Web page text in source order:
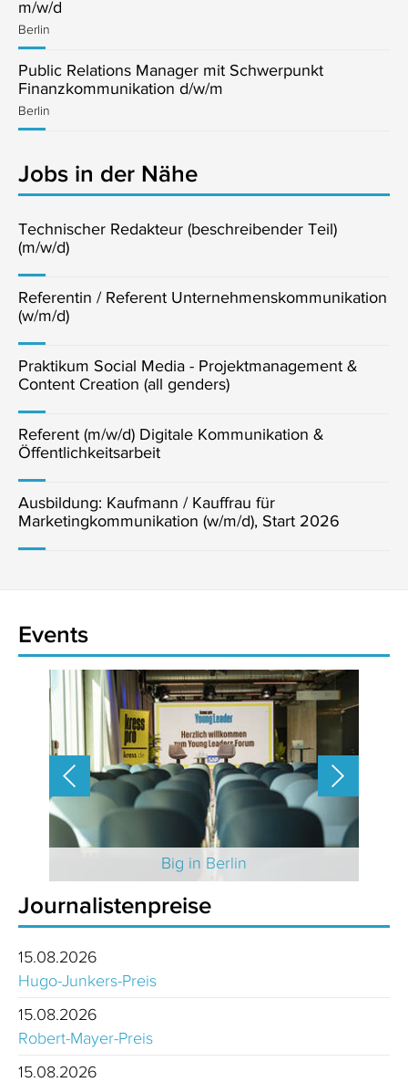
m/w/d
Berlin
Public Relations Manager mit Schwerpunkt
Finanzkommunikation d/w/m
Berlin
Jobs in der Nähe
Technischer Redakteur (beschreibender Teil)
(m/w/d)
Referentin / Referent Unternehmenskommunikation
(w/m/d)
Praktikum Social Media - Projektmanagement &
Content Creation (all genders)
Referent (m/w/d) Digitale Kommunikation &
Öffentlichkeitsarbeit
Ausbildung: Kaufmann / Kauffrau für
Marketingkommunikation (w/m/d), Start 2026
Events
Big in Berlin
Journalistenpreise
15.08.2026
Hugo-Junkers-Preis
15.08.2026
Robert-Mayer-Preis
15.08.2026